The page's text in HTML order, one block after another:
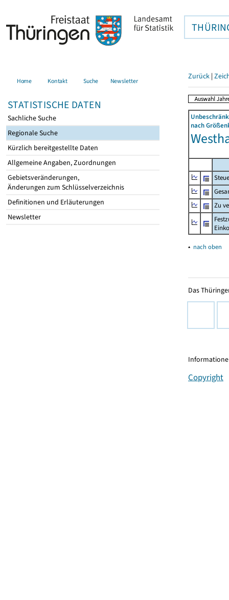
Home Kontakt Suche Newsletter
STATISTISCHE DATEN
Sachliche Suche
Regionale Suche
Kürzlich bereitgestellte Daten
Allgemeine Angaben, Zuordnungen
Gebietsveränderungen,
Änderungen zum Schlüsselverzeichnis
Definitionen und Erläuterungen
Newsletter
Zurück |
nach
Zu
▴ nach oben
Das
Copyright